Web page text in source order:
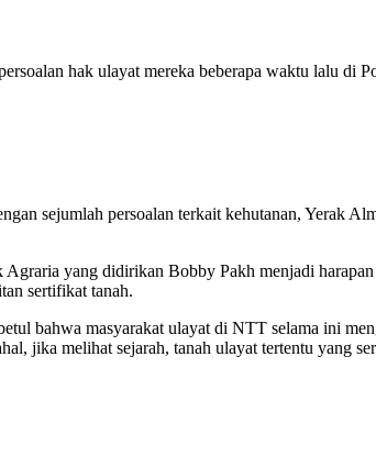
hak ulayat mereka beberapa waktu lalu di
sejumlah persoalan terkait kehutanan, Yerak
yang didirikan Bobby Pakh menjadi
sertifikat tanah.
bahwa masyarakat ulayat di NTT selama ini
jika melihat sejarah, tanah ulayat tertentu yang